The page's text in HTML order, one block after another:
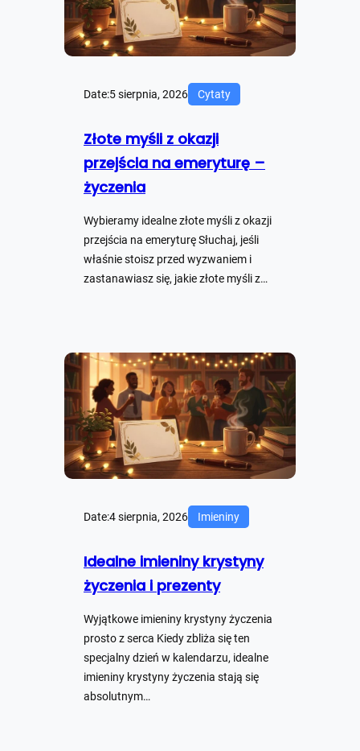
Date:5 sierpnia, 2026 Cytaty
Złote myśli z okazji
przejścia na emeryturę –
życzenia
Wybieramy idealne złote myśli z okazji
przejścia na emeryturę Słuchaj, jeśli
właśnie stoisz przed wyzwaniem i
zastanawiasz się, jakie złote myśli z…
Date:4 sierpnia, 2026 Imieniny
Idealne imieniny krystyny
życzenia i prezenty
Wyjątkowe imieniny krystyny życzenia
prosto z serca Kiedy zbliża się ten
specjalny dzień w kalendarzu, idealne
imieniny krystyny życzenia stają się
absolutnym…